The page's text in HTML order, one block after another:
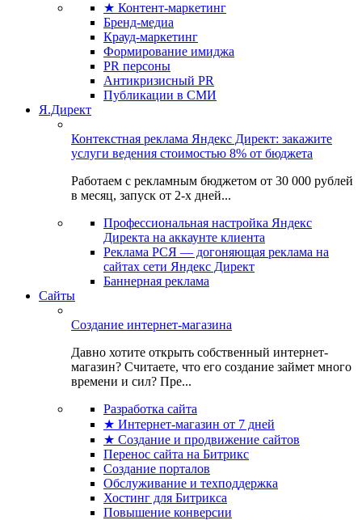
★ Контент-маркетинг
Бренд-медиа
Крауд-маркетинг
Формирование имиджа
PR персоны
Антикризисный PR
Публикации в СМИ
Я.Директ
Контекстная реклама Яндекс Директ: закажите
услуги ведения стоимостью 8% от бюджета
Работаем с рекламным бюджетом от 30 000 рублей
в месяц, запуск от 2-х дней...
Профессиональная настройка Яндекс
Директа на аккаунте клиента
Реклама РСЯ — догоняющая реклама на
сайтах сети Яндекс Директ
Баннерная реклама
Сайты
Создание интернет-магазина
Давно хотите открыть собственный интернет-
магазин? Считаете, что его создание займет много
времени и сил? Пре...
Разработка сайта
★ Интернет-магазин от 7 дней
★ Создание и продвижение сайтов
Перенос сайта на Битрикс
Создание порталов
Обслуживание и техподдержка
Хостинг для Битрикса
Повышение конверсии